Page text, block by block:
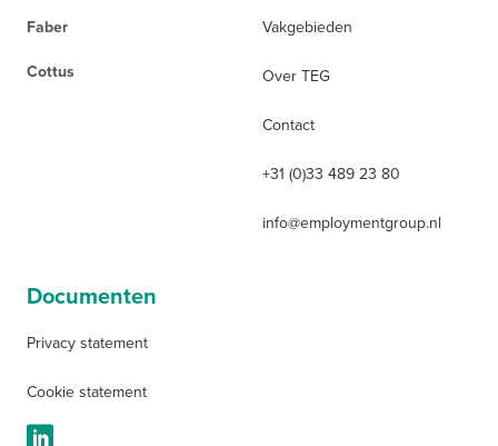
Faber
Cottus
Vakgebieden
Over TEG
Contact
+31 (0)33 489 23 80
info@employmentgroup.nl
Documenten
Privacy statement
Cookie statement